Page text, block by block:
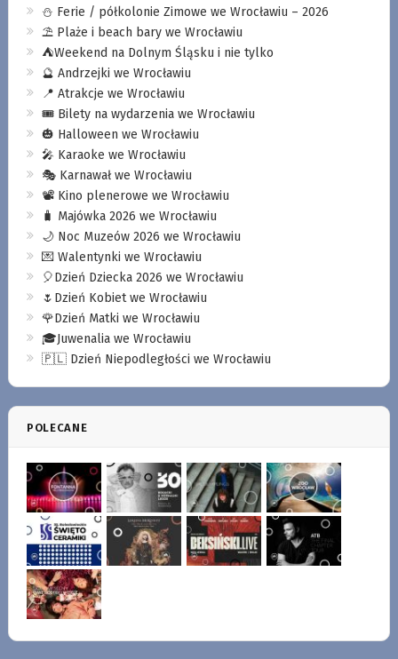
⛄️ Ferie / półkolonie Zimowe we Wrocławiu – 2026
⛱️ Plaże i beach bary we Wrocławiu
⛺️Weekend na Dolnym Śląsku i nie tylko
🔮 Andrzejki we Wrocławiu
📍 Atrakcje we Wrocławiu
🎟️ Bilety na wydarzenia we Wrocławiu
🎃 Halloween we Wrocławiu
🎤 Karaoke we Wrocławiu
🎭 Karnawał we Wrocławiu
📽️ Kino plenerowe we Wrocławiu
🧳 Majówka 2026 we Wrocławiu
🌙 Noc Muzeów 2026 we Wrocławiu
💌 Walentynki we Wrocławiu
🎈Dzień Dziecka 2026 we Wrocławiu
🌷Dzień Kobiet we Wrocławiu
🌹Dzień Matki we Wrocławiu
🎓Juwenalia we Wrocławiu
🇵🇱 Dzień Niepodległości we Wrocławiu
POLECANE